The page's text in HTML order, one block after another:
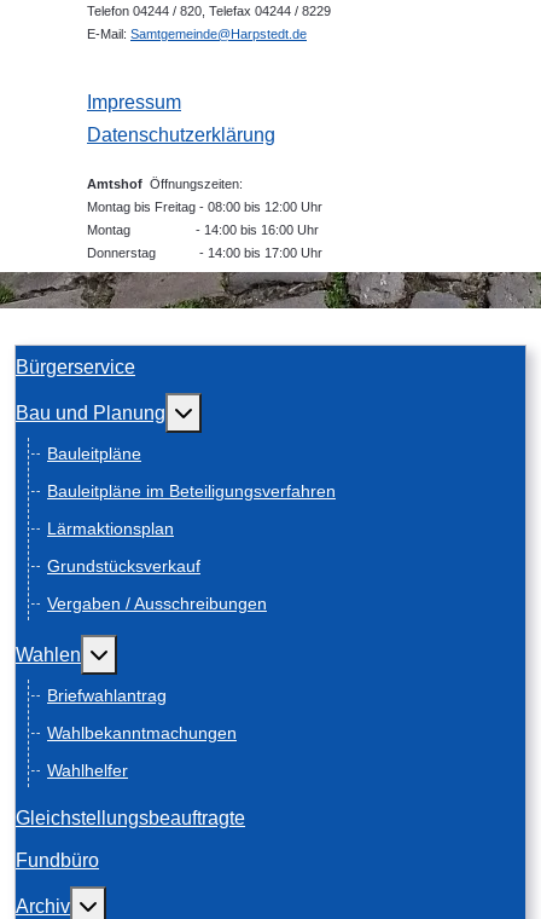
Telefon 04244 / 820, Telefax 04244 / 8229
E-Mail: Samtgemeinde@Harpstedt.de
Impressum
Datenschutzerklärung
Amtshof Öffnungszeiten:
Montag bis Freitag - 08:00 bis 12:00 Uhr
Montag - 14:00 bis 16:00 Uhr
Donnerstag - 14:00 bis 17:00 Uhr
Bürgerservice
Bau und Planung Weitere Informationen: Bau und Planung
Bauleitpläne
Bauleitpläne im Beteiligungsverfahren
Lärmaktionsplan
Grundstücksverkauf
Vergaben / Ausschreibungen
Wahlen Weitere Informationen: Wahlen
Briefwahlantrag
Wahlbekanntmachungen
Wahlhelfer
Gleichstellungsbeauftragte
Fundbüro
Archiv Weitere Informationen: Archiv